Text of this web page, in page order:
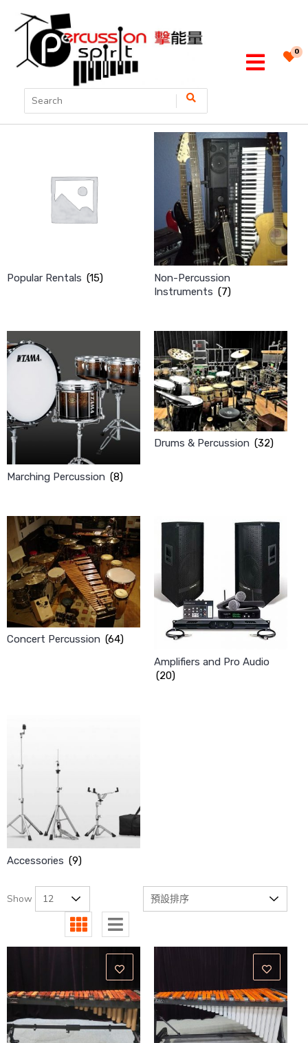
0
Popular Rentals (15)
Non-Percussion
Instruments (7)
Marching Percussion (8)
Drums & Percussion (32)
Concert Percussion (64)
Amplifiers and Pro Audio
(20)
Accessories (9)
Show